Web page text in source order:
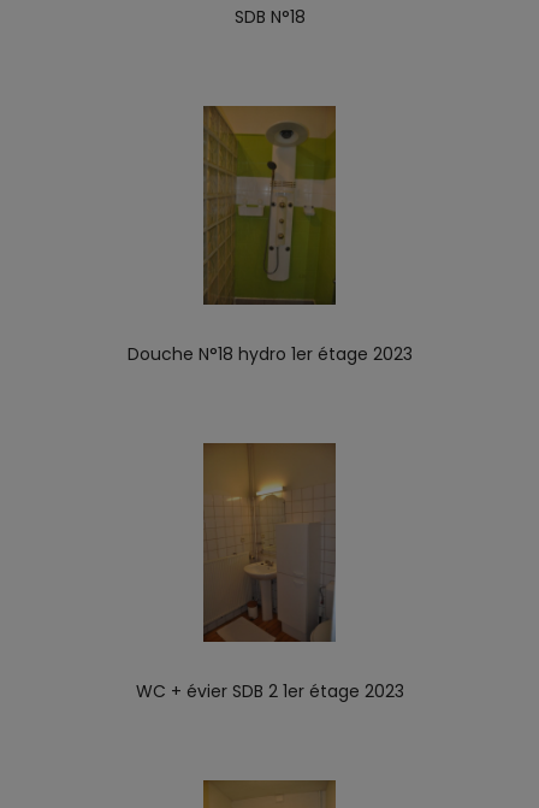
SDB N°18
Douche N°18 hydro 1er étage 2023
WC + évier SDB 2 1er étage 2023